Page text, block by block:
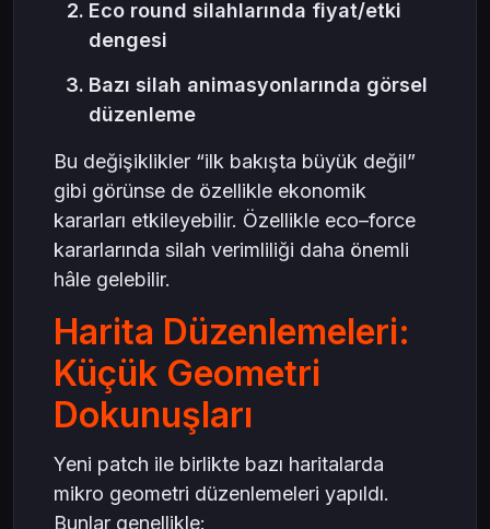
Eco round silahlarında fiyat/etki
dengesi
Bazı silah animasyonlarında görsel
düzenleme
Bu değişiklikler “ilk bakışta büyük değil”
gibi görünse de özellikle ekonomik
kararları etkileyebilir. Özellikle eco–force
kararlarında silah verimliliği daha önemli
hâle gelebilir.
Harita Düzenlemeleri:
Küçük Geometri
Dokunuşları
Yeni patch ile birlikte bazı haritalarda
mikro geometri düzenlemeleri yapıldı.
Bunlar genellikle: